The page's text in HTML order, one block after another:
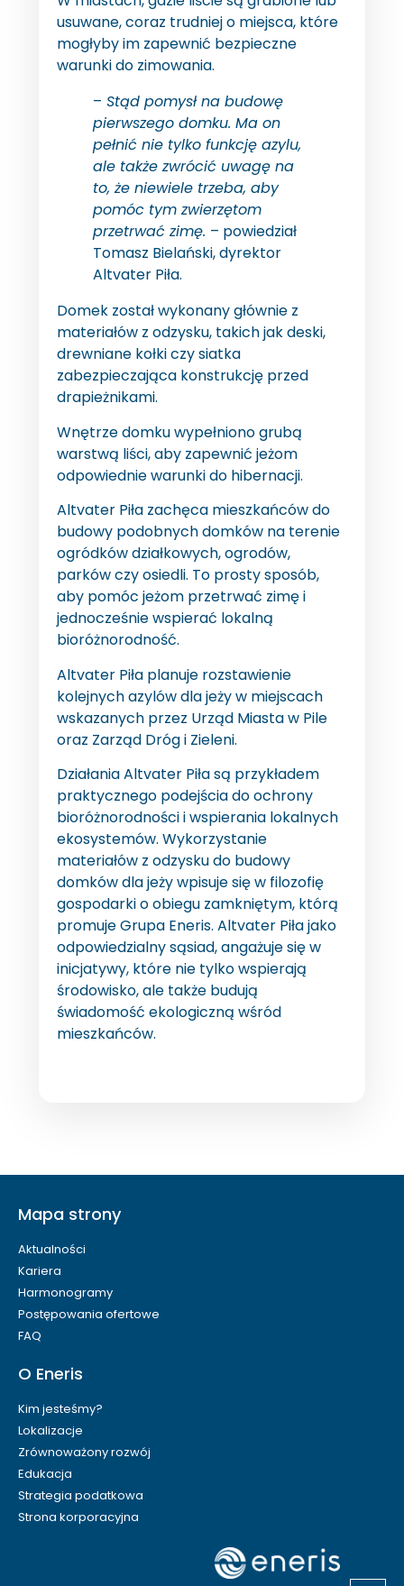
usuwane, coraz trudniej o miejsca, które
mogłyby im zapewnić bezpieczne
warunki do zimowania.
– Stąd pomysł na budowę
pierwszego domku. Ma on
pełnić nie tylko funkcję azylu,
ale także zwrócić uwagę na
to, że niewiele trzeba, aby
pomóc tym zwierzętom
przetrwać zimę. – powiedział
Tomasz Bielański, dyrektor
Altvater Piła.
Domek został wykonany głównie z
materiałów z odzysku, takich jak deski,
drewniane kołki czy siatka
zabezpieczająca konstrukcję przed
drapieżnikami.
Wnętrze domku wypełniono grubą
warstwą liści, aby zapewnić jeżom
odpowiednie warunki do hibernacji.
Altvater Piła zachęca mieszkańców do
budowy podobnych domków na terenie
ogródków działkowych, ogrodów,
parków czy osiedli. To prosty sposób,
aby pomóc jeżom przetrwać zimę i
jednocześnie wspierać lokalną
bioróżnorodność.
Altvater Piła planuje rozstawienie
kolejnych azylów dla jeży w miejscach
wskazanych przez Urząd Miasta w Pile
oraz Zarząd Dróg i Zieleni.
Działania Altvater Piła są przykładem
praktycznego podejścia do ochrony
bioróżnorodności i wspierania lokalnych
ekosystemów. Wykorzystanie
materiałów z odzysku do budowy
domków dla jeży wpisuje się w filozofię
gospodarki o obiegu zamkniętym, którą
promuje Grupa Eneris. Altvater Piła jako
odpowiedzialny sąsiad, angażuje się w
inicjatywy, które nie tylko wspierają
środowisko, ale także budują
świadomość ekologiczną wśród
mieszkańców.
Mapa strony
Aktualności
Kariera
Harmonogramy
Postępowania ofertowe
FAQ
O Eneris
Kim jesteśmy?
Lokalizacje
Zrównoważony rozwój
Edukacja
Strategia podatkowa
Strona korporacyjna